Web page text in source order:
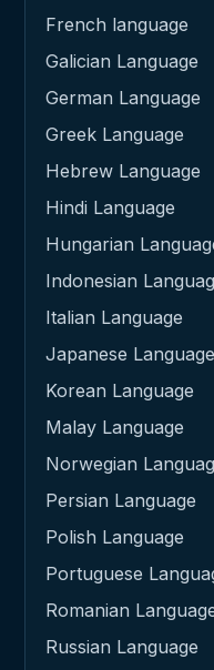
French language
Galician Language
German Language
Greek Language
Hebrew Language
Hindi Language
Hungarian
Indonesian
Italian Language
Japanese Language
Korean Language
Malay Language
Norwegian
Persian Language
Polish Language
Portuguese
Romanian
Russian Language